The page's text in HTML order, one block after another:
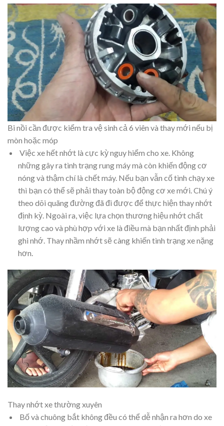
Bi nồi cần được kiểm tra vệ sinh cả 6 viên và thay mới nếu bị
mòn hoặc móp
Việc xe hết nhớt là cực kỳ nguy hiểm cho xe. Không
những gây ra tình trạng rung máy mà còn khiến động cơ
nóng và thậm chí là chết máy. Nếu bạn vẫn cố tình chạy xe
thì bạn có thể sẽ phải thay toàn bộ động cơ xe mới. Chú ý
theo dõi quãng đường đã đi được để thực hiện thay nhớt
định kỳ. Ngoài ra, việc lựa chọn thương hiệu nhớt chất
lượng cao và phù hợp với xe là điều mà bạn nhất định phải
ghi nhớ. Thay nhầm nhớt sẽ càng khiến tình trạng xe nặng
hơn.
Thay nhớt xe thường xuyên
Bố và chuông bắt không đều có thể dễ nhận ra hơn do xe